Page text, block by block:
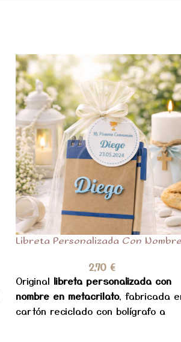
Libreta Personalizada Con Nombre
2,70 €
Original libreta personalizada con
nombre en metacrilato, fabricada
cartón reciclado con bolígrafo a